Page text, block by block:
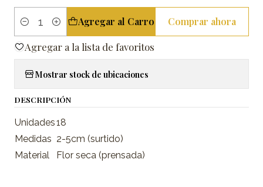
Cantidad
Agregar al Carro Comprar ahora
Agregar a la lista de favoritos
Mostrar stock de ubicaciones
DESCRIPCIÓN
Unidades18
Medidas 2-5cm (surtido)
Material
Flor seca (prensada)